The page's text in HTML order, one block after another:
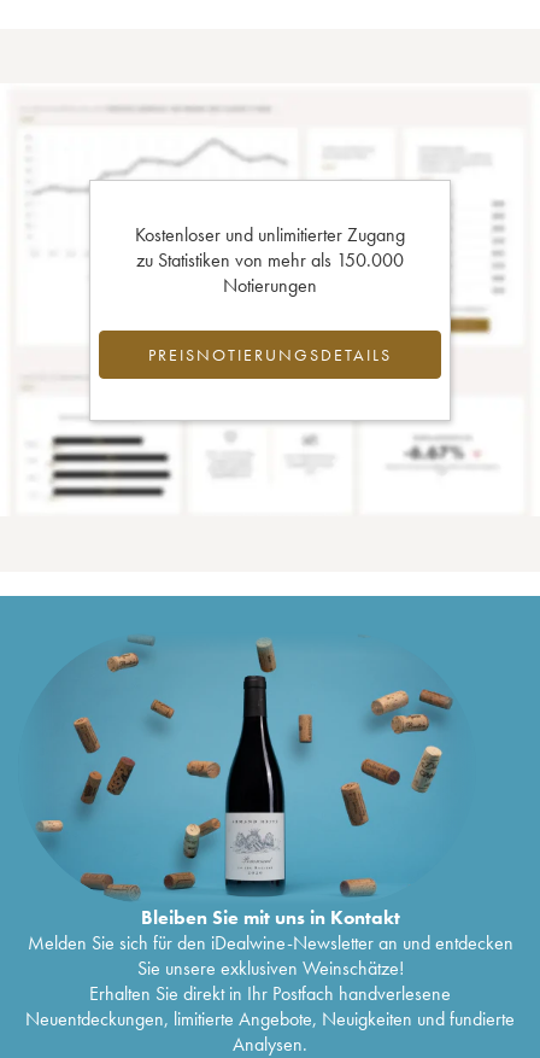
Kostenloser und unlimitierter Zugang
zu Statistiken von mehr als 150.000
Notierungen
PREISNOTIERUNGSDETAILS
Bleiben Sie mit uns in Kontakt
Melden Sie sich für den iDealwine-Newsletter an und entdecken
Sie unsere exklusiven Weinschätze!
Erhalten Sie direkt in Ihr Postfach handverlesene
Neuentdeckungen, limitierte Angebote, Neuigkeiten und fundierte
Analysen.